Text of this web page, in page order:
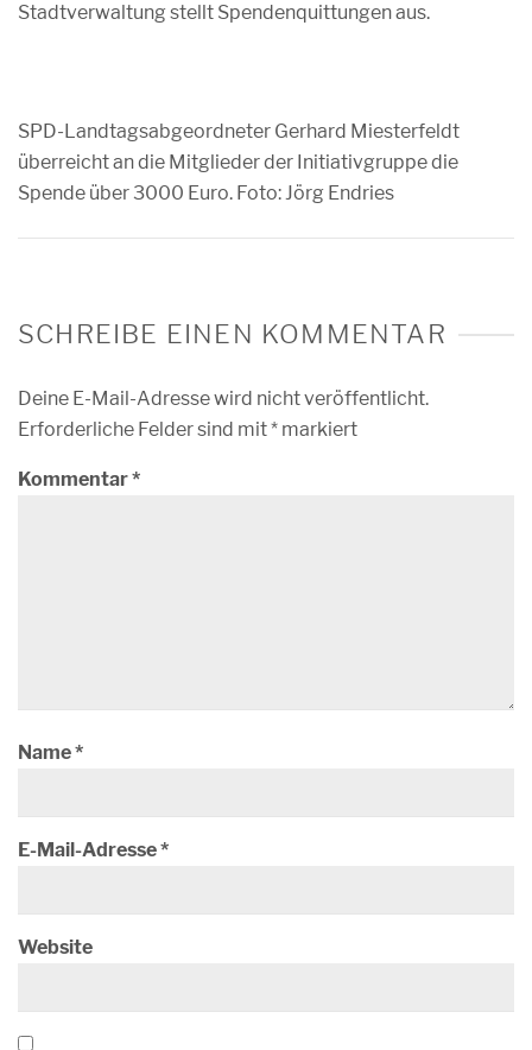
Stadtverwaltung stellt Spendenquittungen aus.
SPD-Landtagsabgeordneter Gerhard Miesterfeldt
überreicht an die Mitglieder der Initiativgruppe die
Spende über 3000 Euro. Foto: Jörg Endries
SCHREIBE EINEN KOMMENTAR
Deine E-Mail-Adresse wird nicht veröffentlicht.
Erforderliche Felder sind mit* markiert
Kommentar*
Name*
E-Mail-Adresse*
Website